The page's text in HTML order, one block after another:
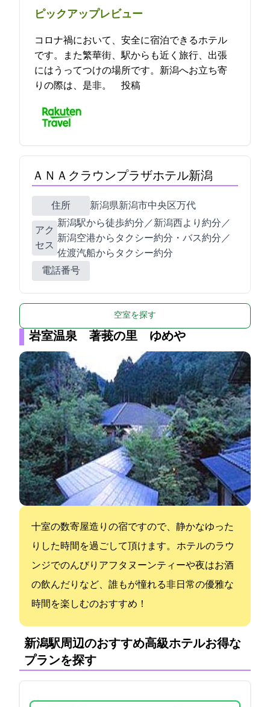
ピックアップレビュー
コロナ禍において、安全に宿泊できるホテル
です。また繁華街、駅からも近く旅行、出張
にはうってつけの場所です。新潟へお立ち寄
りの際は、是非。 2021-11-06 16:45:32投稿
ＡＮＡクラウンプラザホテル新潟
住所 新潟県新潟市中央区万代5-11-20
アク
セス
新潟駅から徒歩約10分／新潟西ICより約20分／
新潟空港からタクシー約20分・バス約30分／
佐渡汽船からタクシー約5分
電話番号
空室を探す
岩室温泉 著莪の里 ゆめや
十室の数寄屋造りの宿ですので、静かなゆった
りした時間を過ごして頂けます。 ホテルのラウ
ンジでのんびりアフタヌーンティーや夜はお酒
の飲んだりなど、誰もが憧れる非日常の優雅な
時間を楽しむのおすすめ！
新潟駅周辺のおすすめ高級ホテル:お得な
プランを探す